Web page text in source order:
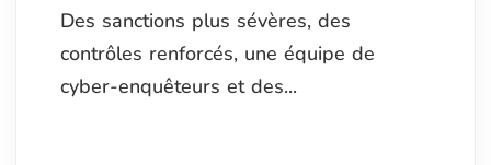
Des sanctions plus sévères, des
contrôles renforcés, une équipe de
cyber-enquêteurs et des...